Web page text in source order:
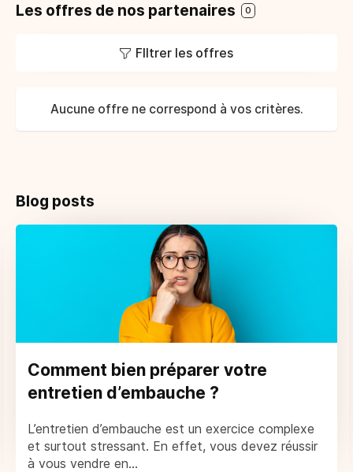
Les offres de nos partenaires 0
FIltrer les offres
Aucune offre ne correspond à vos critères.
Blog posts
Comment bien préparer votre
entretien d’embauche ?
L’entretien d’embauche est un exercice complexe
et surtout stressant. En effet, vous devez réussir
à vous vendre en...